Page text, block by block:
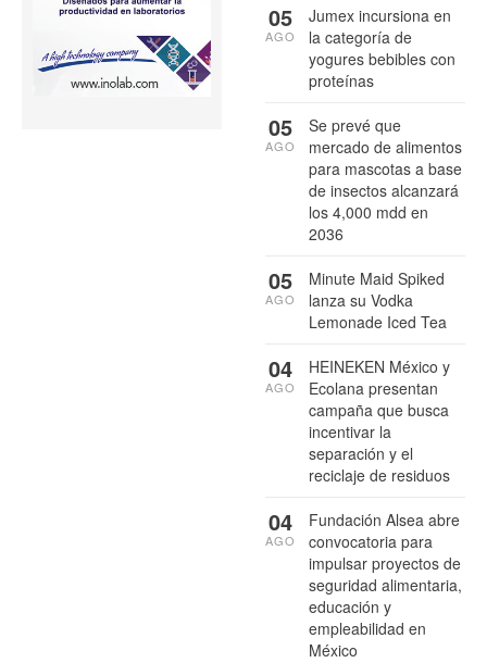
Jumex incursiona en
la categoría de
yogures bebibles con
proteínas
05
AGO
Se prevé que
mercado de alimentos
para mascotas a base
de insectos alcanzará
los 4,000 mdd en
2036
05
AGO
Minute Maid Spiked
lanza su Vodka
Lemonade Iced Tea
05
AGO
HEINEKEN México y
Ecolana presentan
campaña que busca
incentivar la
separación y el
reciclaje de residuos
04
AGO
Fundación Alsea abre
convocatoria para
impulsar proyectos de
seguridad alimentaria,
educación y
empleabilidad en
México
04
AGO